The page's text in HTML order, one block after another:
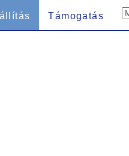
Támogatás